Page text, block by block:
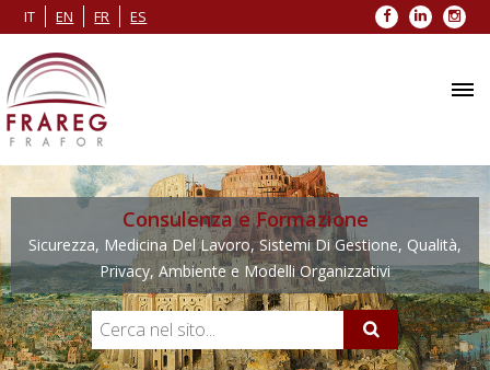
IT EN FR ES Facebook
LinkedIn
Consulenza e Formazione
Sicurezza, Medicina Del Lavoro, Sistemi Di Gestione, Qualità,
Privacy, Ambiente e Modelli Organizzativi